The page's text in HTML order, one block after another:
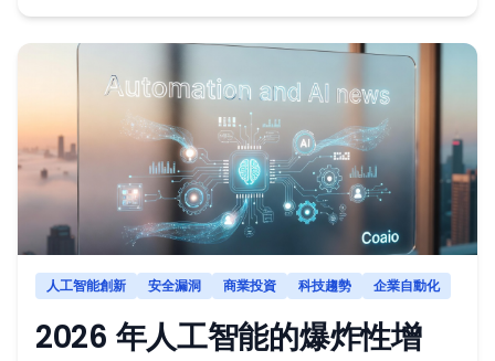
人工智能創新 安全漏洞 商業投資 科技趨勢 企業自動化
2026 年人工智能的爆炸性增